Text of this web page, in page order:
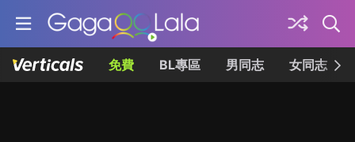
免費 BL專區 男同志 女同志